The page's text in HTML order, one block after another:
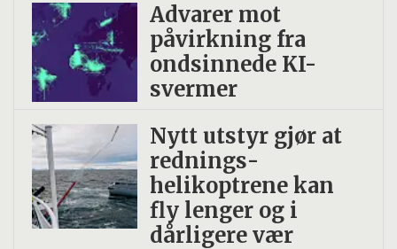
Advarer mot
påvirkning fra
ondsinnede KI-
svermer
Nytt utstyr gjør at
rednings­
helikoptrene kan
fly lenger og i
dårligere vær